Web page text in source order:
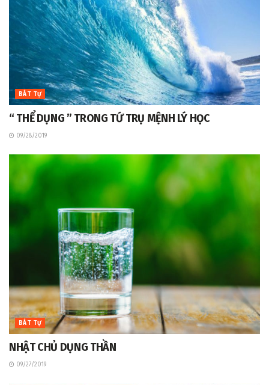
BÁT TỰ
“ THỂ DỤNG ” TRONG TỨ TRỤ MỆNH LÝ HỌC
09/28/2019
BÁT TỰ
NHẬT CHỦ DỤNG THẦN
09/27/2019